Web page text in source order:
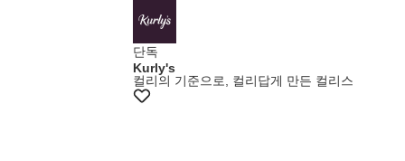
멤버스특가
단독
Kurly's
컬리의 기준으로, 컬리답게 만든 컬리스